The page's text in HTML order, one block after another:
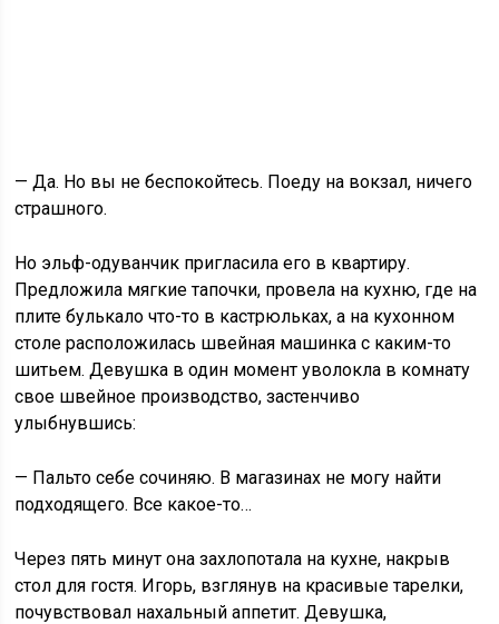
— Да. Но вы не беспокойтесь. Поеду на вокзал, ничего
страшного.
Но эльф-одуванчик пригласила его в квартиру.
Предложила мягкие тапочки, провела на кухню, где на
плите булькало что-то в кастрюльках, а на кухонном
столе расположилась швейная машинка с каким-то
шитьем. Девушка в один момент уволокла в комнату
свое швейное производство, застенчиво
улыбнувшись:
— Пальто себе сочиняю. В магазинах не могу найти
подходящего. Все какое-то…
Через пять минут она захлопотала на кухне, накрыв
стол для гостя. Игорь, взглянув на красивые тарелки,
почувствовал нахальный аппетит. Девушка,